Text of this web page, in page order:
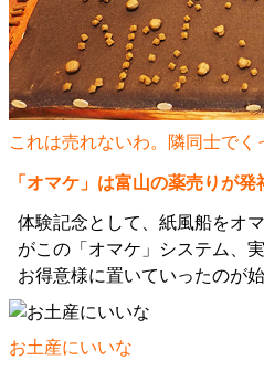
これは売れないわ。隣同士で
「オマケ」は富山の薬売りが発
体験記念として、紙風船をオ
がこの「オマケ」システム、
お得意様に置いていったのが
お土産にいいな